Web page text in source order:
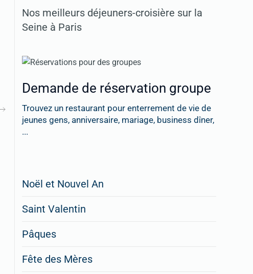
Nos meilleurs déjeuners-croisière sur la
Seine à Paris
Demande de réservation groupe
Trouvez un restaurant pour enterrement de vie de
jeunes gens, anniversaire, mariage, business dîner,
...
figurer
vos
spéciaux
Noël et Nouvel An
Saint Valentin
Pâques
Fête des Mères